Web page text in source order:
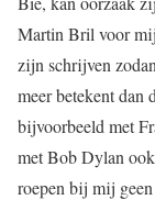
Martin Bril voor
zijn schrijven
meer betekent dan
bijvoorbeeld met
met Bob Dylan
roepen bij mij